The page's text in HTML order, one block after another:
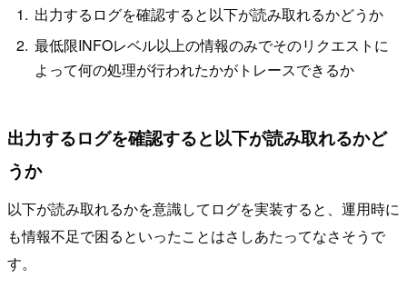
出力するログを確認すると以下が読み取れるかどうか
最低限INFOレベル以上の情報のみでそのリクエストに
よって何の処理が行われたかがトレースできるか
出力するログを確認すると以下が読み取れるかど
うか
以下が読み取れるかを意識してログを実装すると、運用時に
も情報不足で困るといったことはさしあたってなさそうで
す。